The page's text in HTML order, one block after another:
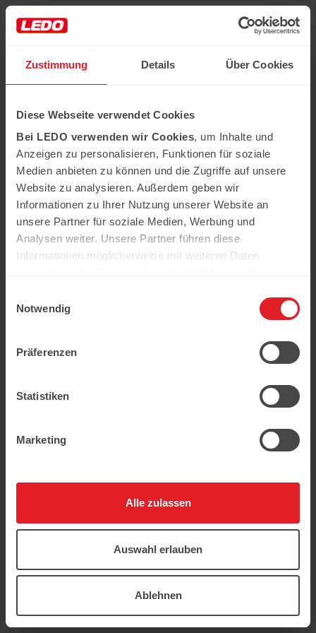
Zustimmung Details Über Cookies
Diese Webseite verwendet Cookies
Bei LEDO verwenden wir Cookies, um Inhalte und
Anzeigen zu personalisieren, Funktionen für soziale
Medien anbieten zu können und die Zugriffe auf unsere
Website zu analysieren. Außerdem geben wir
Informationen zu Ihrer Nutzung unserer Website an
unsere Partner für soziale Medien, Werbung und
Analysen weiter. Unsere Partner führen diese
Informationen möglicherweise mit weiteren Daten
haben.
Notwendig
Präferenzen
Statistiken
Marketing
Alle zulassen
Auswahl erlauben
Ablehnen
Alle notwendigen Produkte können Sie im Netzwerk
unserer Supermärkte Ledo kaufen
Erfahren Sie mehr
In der Kühweid 2a D-76661 Philippsburg-
Huttenheim
ledo.informiert@ledo-markt.de
der gesamte Inhalt sind urheberrechtlich
geschützt.